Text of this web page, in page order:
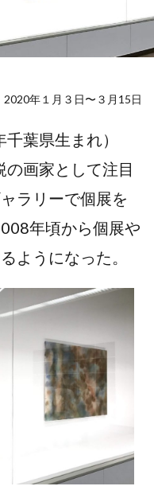
年１月３日〜３月15日
葉県生まれ）
画家として注目
ラリーで個展を
年頃から個展や
ようになった。